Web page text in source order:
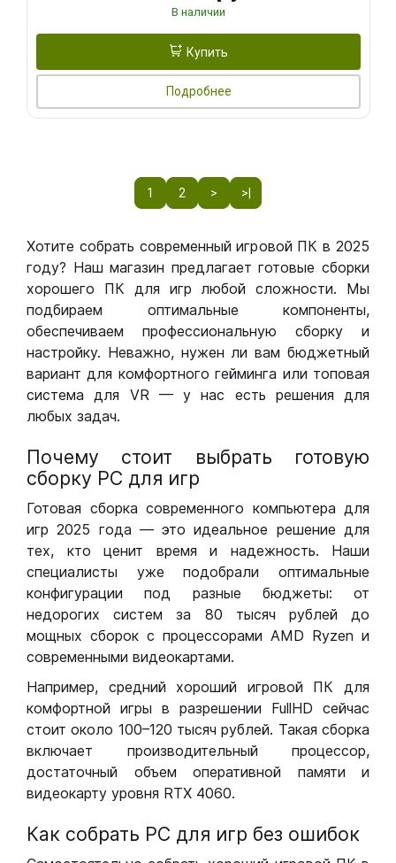
В наличии
Купить
Подробнее
1 2 > >|
Хотите собрать современный игровой ПК в 2025
году? Наш магазин предлагает готовые сборки
хорошего ПК для игр любой сложности. Мы
подбираем оптимальные компоненты,
обеспечиваем профессиональную сборку и
настройку. Неважно, нужен ли вам бюджетный
вариант для комфортного гейминга или топовая
система для VR — у нас есть решения для
любых задач.
Почему стоит выбрать готовую
сборку РС для игр
Готовая сборка современного компьютера для
игр 2025 года — это идеальное решение для
тех, кто ценит время и надежность. Наши
специалисты уже подобрали оптимальные
конфигурации под разные бюджеты: от
недорогих систем за 80 тысяч рублей до
мощных сборок с процессорами AMD Ryzen и
современными видеокартами.
Например, средний хороший игровой ПК для
комфортной игры в разрешении FullHD сейчас
стоит около 100–120 тысяч рублей. Такая сборка
включает производительный процессор,
достаточный объем оперативной памяти и
видеокарту уровня RTX 4060.
Как собрать РС для игр без ошибок